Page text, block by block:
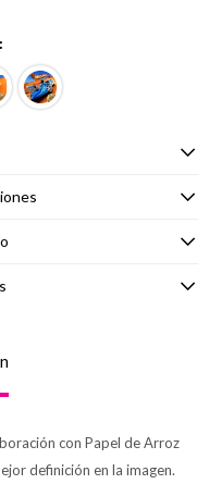
con Papel de Arroz
definición en la imagen.